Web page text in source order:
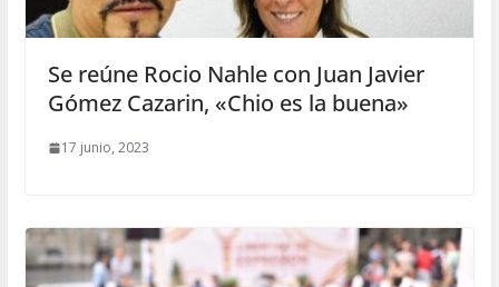
Se reúne Rocio Nahle con Juan Javier
Gómez Cazarin, «Chio es la buena»
17 junio, 2023